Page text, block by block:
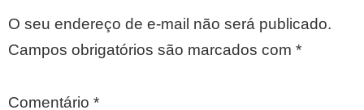
O seu endereço de e-mail não será publicado.
Campos obrigatórios são marcados com *
Comentário *